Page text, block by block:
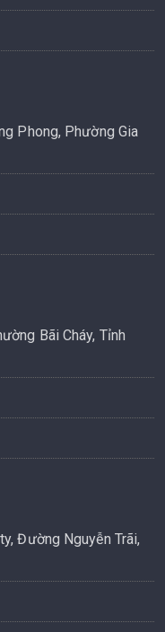
Phong, Phường Gia
Bãi Cháy, Tỉnh
Đường Nguyễn Trãi,